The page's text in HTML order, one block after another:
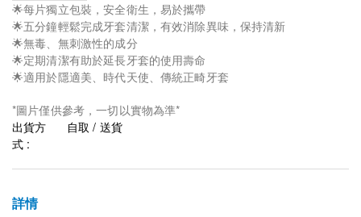
🌟每片獨立包裝，安全衛生，易於攜帶
🌟五分鐘輕鬆完成牙套清潔，有效消除異味，保持清新
🌟無毒、無刺激性的成分
🌟定期清潔有助於延長牙套的使用壽命
🌟適用於隱適美、時代天使、傳統正畸牙套
*圖片僅供參考，一切以實物為準*
出貨方
式 :
自取 / 送貨
詳情